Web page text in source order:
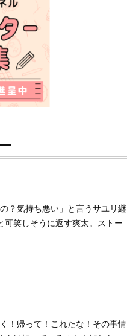
？気持ち悪い」と言うサユリ継
笑しそうに返す爽太。ストー
！帰って！これたな！その事情